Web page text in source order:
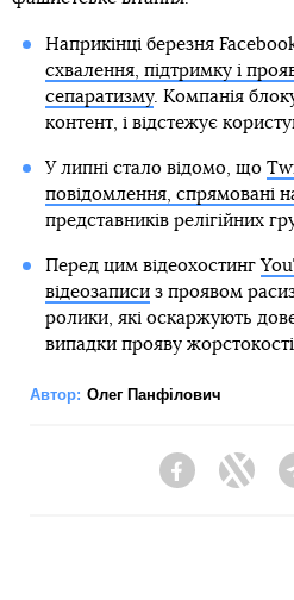
Наприкінці березня
схвалення, підтримку і
сепаратизму. Компанія
контент, і відстежує
У липні стало відомо, що
повідомлення, спрямовані
представників релігійних
Перед цим відеохостинг
відеозаписиз проявом
ролики, які оскаржують
випадки прояву жорстокості.
Автор: Олег Панфілович
Facebook